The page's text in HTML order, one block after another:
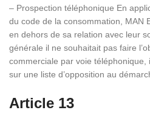
– Prospection téléphonique En
du code de la consommation, MAN
en dehors de sa relation avec leur
générale il ne souhaitait pas faire
commerciale par voie téléphonique,
sur une liste d’opposition au
Article 13